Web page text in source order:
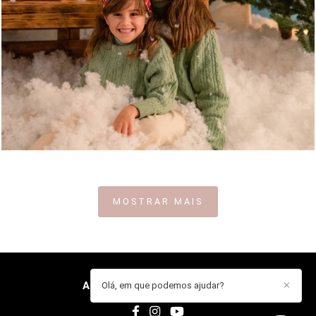
923 0
MOSTRAR MAIS
ANA GUARDADO/CONTACTO ✕
Olá, em que podemos ajudar?